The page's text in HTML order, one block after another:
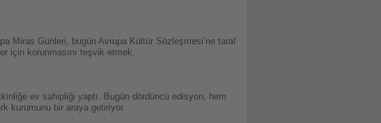
Miras Günleri, bugün Avrupa Kültür Sözleşmesi’ne taraf
için korunmasını teşvik etmek.
ev sahipliği yaptı. Bugün dördüncü edisyon, hem
kurumunu bir araya getiriyor.